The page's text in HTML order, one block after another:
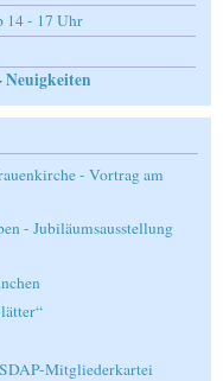
14 - 17 Uhr
·Neuigkeiten
- Vortrag am
- Jubiläumsausstellung
Mitgliederkartei